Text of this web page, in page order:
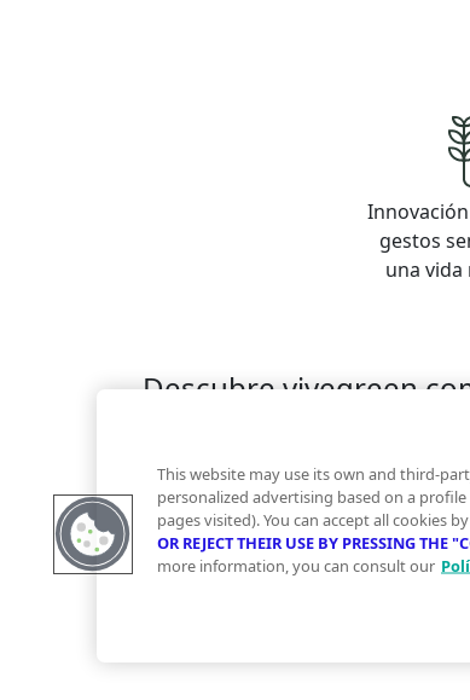
gestos
una vida
Descubre
Financiación
This website may use its own and third-
personalized advertising based on a
pages visited). You can accept all cookies
OR REJECT THEIR USE BY PRESSING THE
more information, you can consult our